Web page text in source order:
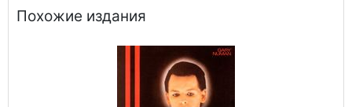
Похожие издания